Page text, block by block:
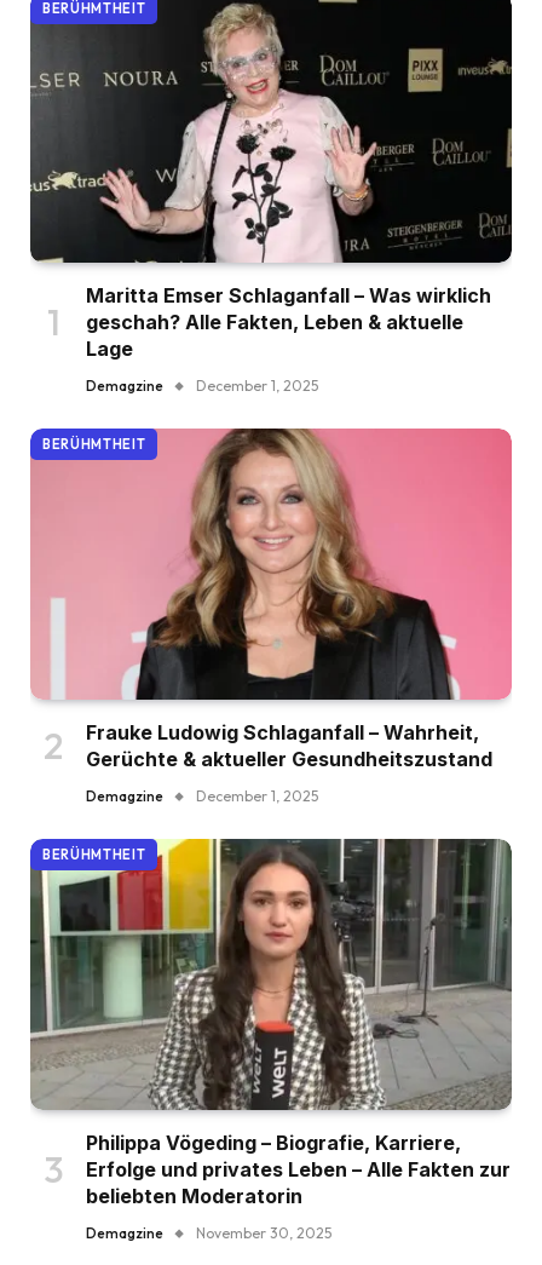
BERÜHMTHEIT
Maritta Emser Schlaganfall – Was wirklich
geschah? Alle Fakten, Leben & aktuelle
Lage
Demagzine December 1, 2025
BERÜHMTHEIT
Frauke Ludowig Schlaganfall – Wahrheit,
Gerüchte & aktueller Gesundheitszustand
Demagzine December 1, 2025
BERÜHMTHEIT
Philippa Vögeding – Biografie, Karriere,
Erfolge und privates Leben – Alle Fakten zur
beliebten Moderatorin
Demagzine November 30, 2025